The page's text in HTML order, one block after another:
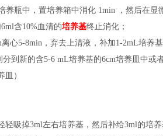
养瓶中，置培养箱中消化 1min ，然后在
含10%血清的培养基终止消化；
心5-8min，弃去上清液，补加1-2mL培养基
到新的含5-6 mL培养基的6cm培养皿中或
皿）
轻吸掉3ml左右培养基，然后补给3ml的培